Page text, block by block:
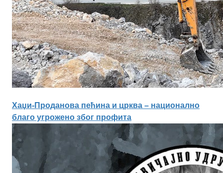
Хаџи-Проданова пећина и црква – национално
благо угрожено због профита